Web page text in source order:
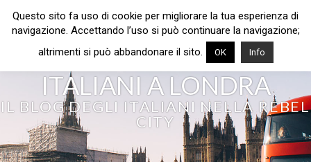
ITALIANI A LONDRA
IL BLOG DEGLI ITALIANI NELLA REBEL
CITY
Questo sito fa uso di cookie per migliorare la tua esperienza di
navigazione. Accettando l’uso si può continuare la navigazione;
altrimenti si può abbandonare il sito.
OK Info